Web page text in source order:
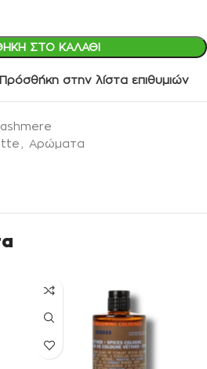
ΣΤΟ ΚΑΛΆΘΙ
Πρόσθήκη στην λίστα επιθυμιών
, Αρώματα